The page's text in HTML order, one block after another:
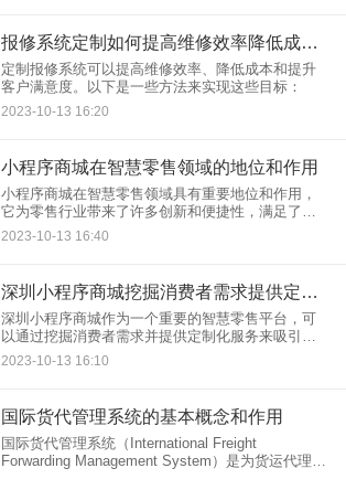
报修系统定制如何提高维修效率降低成本和提升客户满意度
定制报修系统可以提高维修效率、降低成本和提升
客户满意度。以下是一些方法来实现这些目标：
2023-10-13 16:20
小程序商城在智慧零售领域的地位和作用
小程序商城在智慧零售领域具有重要地位和作用，
它为零售行业带来了许多创新和便捷性，满足了消
费者的需求，并帮助零售商更好地经营业务。以下
是小程序商城在智慧零售领域的地位和作用：
2023-10-13 16:40
深圳小程序商城挖掘消费者需求提供定制化服务
深圳小程序商城作为一个重要的智慧零售平台，可
以通过挖掘消费者需求并提供定制化服务来吸引和
满足更多的用户。以下是一些方法和策略：
2023-10-13 16:10
国际货代管理系统的基本概念和作用
国际货代管理系统（International Freight
Forwarding Management System）是为货运代理公